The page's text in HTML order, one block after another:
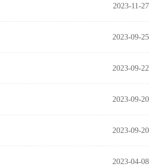
2023-11-27
2023-09-25
2023-09-22
2023-09-20
2023-09-20
2023-04-08